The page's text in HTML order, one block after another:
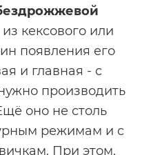
кексового или
появления его
и главная - с
производить
оно не столь
режимам и с
При этом,